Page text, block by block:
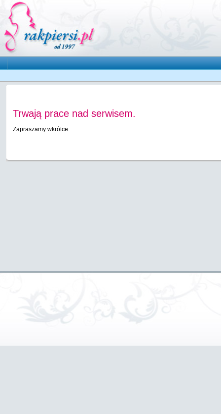
Trwają prace nad serwisem.
Zapraszamy wkrótce.